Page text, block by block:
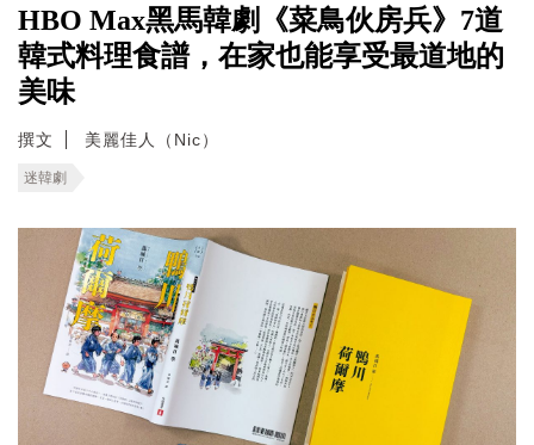
HBO Max黑馬韓劇《菜鳥伙房兵》7道
韓式料理食譜，在家也能享受最道地的
美味
撰文 美麗佳人（Nic）
迷韓劇